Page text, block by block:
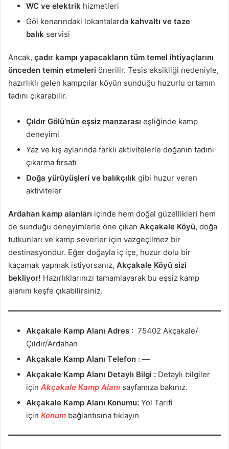
WC ve elektrik hizmetleri
Göl kenarındaki lokantalarda kahvaltı ve taze
balık servisi
Ancak, çadır kampı yapacakların tüm temel ihtiyaçlarını
önceden temin etmeleri önerilir. Tesis eksikliği nedeniyle,
hazırlıklı gelen kampçılar köyün sunduğu huzurlu ortamın
tadını çıkarabilir.
Çıldır Gölü’nün eşsiz manzarası eşliğinde kamp
deneyimi
Yaz ve kış aylarında farklı aktivitelerle doğanın tadını
çıkarma fırsatı
Doğa yürüyüşleri ve balıkçılık gibi huzur veren
aktiviteler
Ardahan kamp alanları içinde hem doğal güzellikleri hem
de sunduğu deneyimlerle öne çıkan Akçakale Köyü, doğa
tutkunları ve kamp severler için vazgeçilmez bir
destinasyondur. Eğer doğayla iç içe, huzur dolu bir
kaçamak yapmak istiyorsanız, Akçakale Köyü sizi
bekliyor! Hazırlıklarınızı tamamlayarak bu eşsiz kamp
alanını keşfe çıkabilirsiniz.
Akçakale Kamp Alanı Adres : 75402 Akçakale/
Çıldır/Ardahan
Akçakale Kamp Alanı Telefon : —
Akçakale Kamp Alanı Detaylı Bilgi : Detaylı bilgiler
için Akçakale Kamp Alanı sayfamıza bakınız.
Akçakale Kamp Alanı Konumu: Yol Tarifi
için Konum bağlantısına tıklayın